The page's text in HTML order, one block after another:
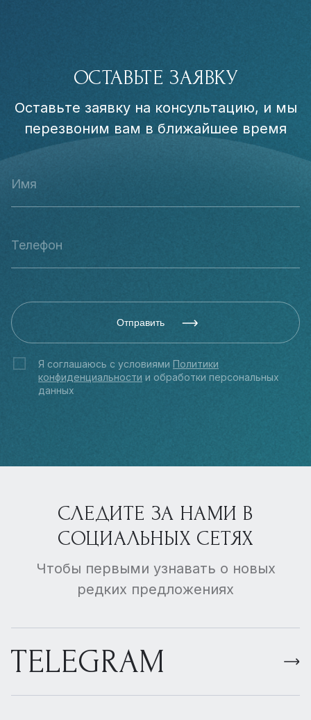
ОСТАВЬТЕ ЗАЯВКУ
Оставьте заявку на консультацию, и мы
перезвоним вам в ближайшее время
Отправить
Я соглашаюсь с условиями Политики
конфиденциальности и обработки персональных
данных
СЛЕДИТЕ ЗА НАМИ В
СОЦИАЛЬНЫХ СЕТЯХ
Чтобы первыми узнавать о новых
редких предложениях
TELEGRAM